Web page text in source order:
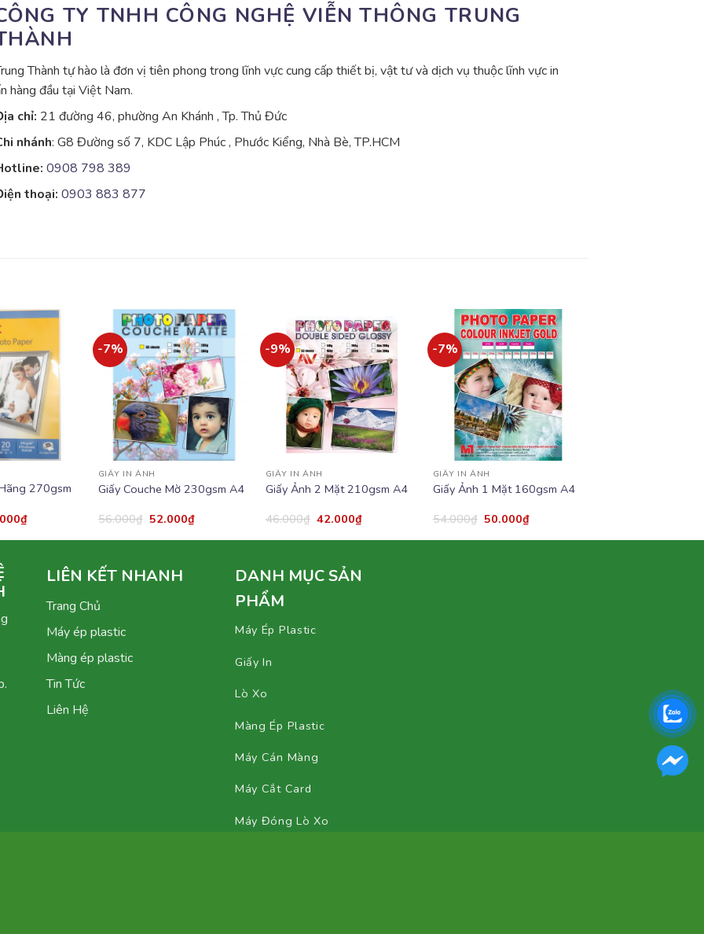
TY TNHH CÔNG NGHỆ VIỄN THÔNG TRUNG
Thành tự hào là đơn vị tiên phong trong lĩnh vực cung cấp thiết bị, vật tư và dịch vụ thuộc lĩnh vực in
hàng đầu tại Việt Nam.
chỉ: 21 đường 46, phường An Khánh , Tp. Thủ Đức
nhánh: G8 Đường số 7, KDC Lập Phúc , Phước Kiểng, Nhà Bè, TP.HCM
0908 798 389
thoại: 0903 883 877
Add to
wishlist
270gsm
₫
-7%
wishlist
GIẤY IN ẢNH
Giấy Couche Mờ 230gsm A4
56.000₫ 52.000₫
-9%
Add to
wishlist
GIẤY IN ẢNH
Giấy Ảnh 2 Mặt 210gsm A4
46.000₫ 42.000₫
-7%
Add to
wishlist
GIẤY IN ẢNH
Giấy Ảnh 1 Mặt 160gsm A4
54.000₫ 50.000₫
LIÊN KẾT NHANH
Trang Chủ
Máy ép plastic
Màng ép plastic
Tin Tức
Liên Hệ
DANH MỤC SẢN
PHẨM
Máy Ép Plastic
Giấy In
Lò Xo
Màng Ép Plastic
Máy Cán Màng
Máy Cắt Card
Máy Đóng Lò Xo